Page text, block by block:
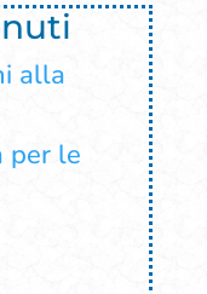
alla
per le